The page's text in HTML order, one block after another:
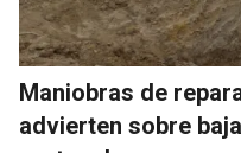
Maniobras de
advierten sobre